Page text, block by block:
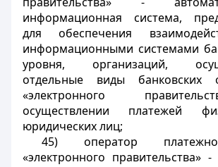
информационная система,
для обеспечения
информационными системами
уровня, организаций,
отдельные виды банковских
«электронного
осуществлении платежей
юридических лиц;
45) оператор
«электронного правительства»